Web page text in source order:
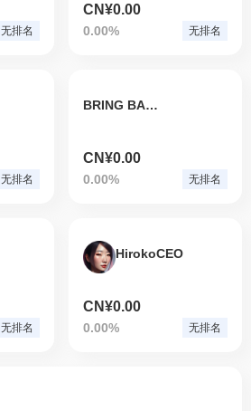
无排名
CN¥0.00
0.00% 无排名
无排名
BRING BACK TRUMP!
CN¥0.00
0.00% 无排名
无排名
HirokoCEO
CN¥0.00
0.00% 无排名